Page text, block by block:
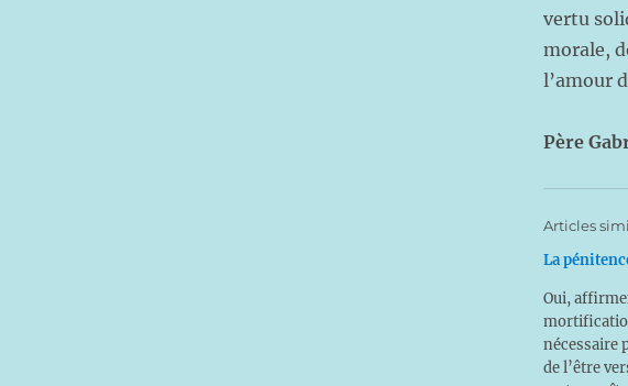
vertu
morale,
l’amour
Père
Articles
La
Oui,
nécessaire
de l’être